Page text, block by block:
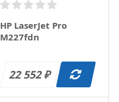
HP LaserJet Pro
M227fdn
22 552₽